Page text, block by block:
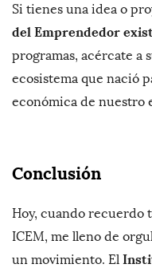
Si tienes una idea o
del Emprendedor
programas, acércate a
ecosistema que nació
económica de nuestro
Conclusión
Hoy, cuando recuerdo
ICEM, me lleno de
un movimiento. El